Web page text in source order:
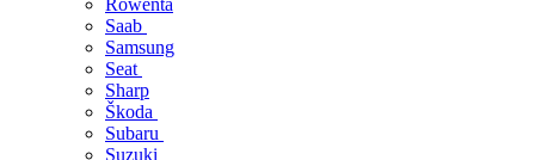
Rowenta
Saab
Samsung
Seat
Sharp
Škoda
Subaru
Suzuki